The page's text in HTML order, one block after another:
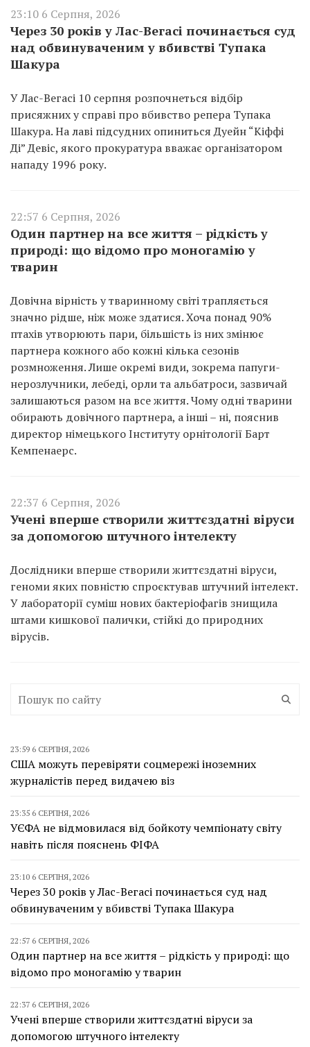
23:10 6 Серпня, 2026
Через 30 років у Лас-Вегасі починається суд
над обвинуваченим у вбивстві Тупака
Шакура
У Лас-Вегасі 10 серпня розпочнеться відбір
присяжних у справі про вбивство репера Тупака
Шакура. На лаві підсудних опиниться Дуейн “Кіффі
Ді” Девіс, якого прокуратура вважає організатором
нападу 1996 року.
22:57 6 Серпня, 2026
Один партнер на все життя – рідкість у
природі: що відомо про моногамію у
тварин
Довічна вірність у тваринному світі трапляється
значно рідше, ніж може здатися. Хоча понад 90%
птахів утворюють пари, більшість із них змінює
партнера кожного або кожні кілька сезонів
розмноження. Лише окремі види, зокрема папуги-
нерозлучники, лебеді, орли та альбатроси, зазвичай
залишаються разом на все життя. Чому одні тварини
обирають довічного партнера, а інші – ні, пояснив
директор німецького Інституту орнітології Барт
Кемпенаерс.
22:37 6 Серпня, 2026
Учені вперше створили життєздатні віруси
за допомогою штучного інтелекту
Дослідники вперше створили життєздатні віруси,
геноми яких повністю спроєктував штучний інтелект.
У лабораторії суміш нових бактеріофагів знищила
штами кишкової палички, стійкі до природних
вірусів.
23:59 6 СЕРПНЯ, 2026
США можуть перевіряти соцмережі іноземних
журналістів перед видачею віз
23:35 6 СЕРПНЯ, 2026
УЄФА не відмовилася від бойкоту чемпіонату світу
навіть після пояснень ФІФА
23:10 6 СЕРПНЯ, 2026
Через 30 років у Лас-Вегасі починається суд над
обвинуваченим у вбивстві Тупака Шакура
22:57 6 СЕРПНЯ, 2026
Один партнер на все життя – рідкість у природі: що
відомо про моногамію у тварин
22:37 6 СЕРПНЯ, 2026
Учені вперше створили життєздатні віруси за
допомогою штучного інтелекту